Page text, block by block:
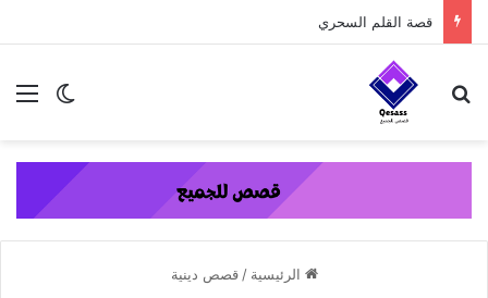
content
قصة القلم السحري
الوضع بحث عن
الرئيسية / قصص دينية